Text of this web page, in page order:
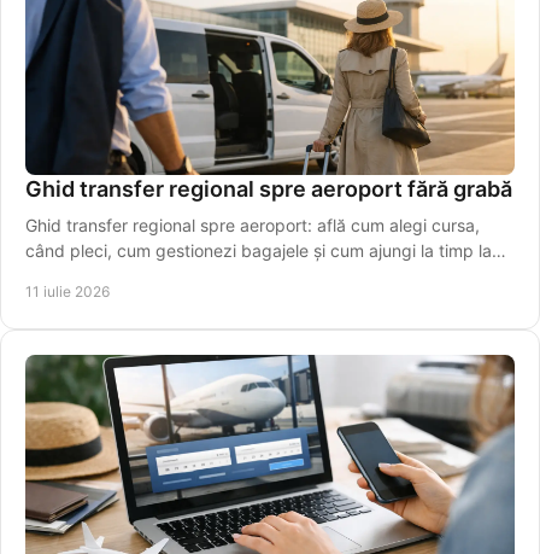
Ghid transfer regional spre aeroport fără grabă
Ghid transfer regional spre aeroport: află cum alegi cursa,
când pleci, cum gestionezi bagajele și cum ajungi la timp la
11 iulie 2026